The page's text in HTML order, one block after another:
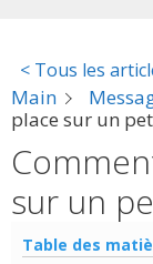
< Tous les
Main
place sur un
sur un
Table des